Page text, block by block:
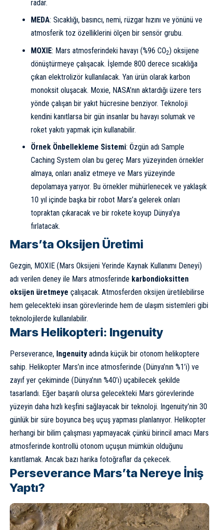
radar.
MEDA: Sıcaklığı, basıncı, nemi, rüzgar hızını ve yönünü ve
atmosferik toz özelliklerini ölçen bir sensör grubu.
MOXIE: Mars atmosferindeki havayı (%96 CO2) oksijene
dönüştürmeye çalışacak. İşlemde 800 derece sıcaklığa
çıkan elektrolizör kullanılacak. Yan ürün olarak karbon
monoksit oluşacak. Moxie, NASA’nın aktardığı üzere ters
yönde çalışan bir yakıt hücresine benziyor. Teknoloji
kendini kanıtlarsa bir gün insanlar bu havayı solumak ve
roket yakıtı yapmak için kullanabilir.
Örnek Önbellekleme Sistemi: Özgün adı Sample
Caching System olan bu gereç Mars yüzeyinden örnekler
almaya, onları analiz etmeye ve Mars yüzeyinde
depolamaya yarıyor. Bu örnekler mühürlenecek ve yaklaşık
10 yıl içinde başka bir robot Mars’a gelerek onları
topraktan çıkaracak ve bir rokete koyup Dünya’ya
fırlatacak.
Mars’ta Oksijen Üretimi
Gezgin, MOXIE (Mars Oksijeni Yerinde Kaynak Kullanımı Deneyi)
adı verilen deney ile Mars atmosferinde karbondioksitten
oksijen üretmeye çalışacak. Atmosferden oksijen üretilebilirse
hem gelecekteki insan görevlerinde hem de ulaşım sistemleri gibi
teknolojilerde kullanılabilir.
Mars Helikopteri: Ingenuity
Perseverance, Ingenuity adında küçük bir otonom helikoptere
sahip. Helikopter Mars’ın ince atmosferinde (Dünya’nın %1’i) ve
zayıf yer çekiminde (Dünya’nın %40’ı) uçabilecek şekilde
tasarlandı. Eğer başarılı olursa gelecekteki Mars görevlerinde
yüzeyin daha hızlı keşfini sağlayacak bir teknoloji. Ingenuity’nin 30
günlük bir süre boyunca beş uçuş yapması planlanıyor. Helikopter
herhangi bir bilim çalışması yapmayacak çünkü birincil amacı Mars
atmosferinde kontrollü otonom uçuşun mümkün olduğunu
kanıtlamak. Ancak bazı harika fotoğraflar da çekecek.
Perseverance Mars’ta Nereye İniş
Yaptı?